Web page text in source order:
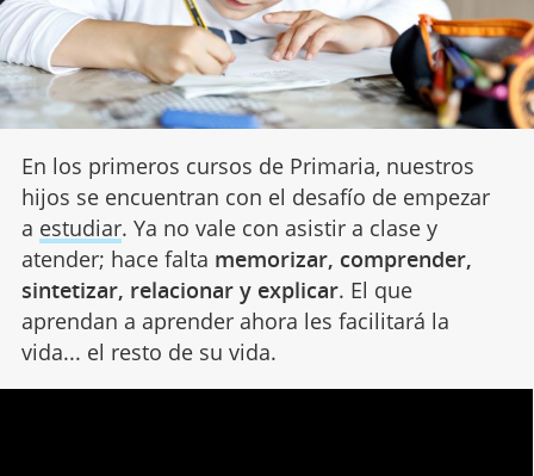
En los primeros cursos de Primaria, nuestros
hijos se encuentran con el desafío de empezar
a estudiar. Ya no vale con asistir a clase y
atender; hace falta memorizar, comprender,
sintetizar, relacionar y explicar. El que
aprendan a aprender ahora les facilitará la
vida... el resto de su vida.